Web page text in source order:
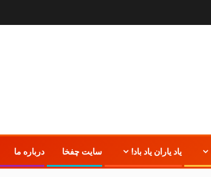
یاد یاران یاد باد! سایت چفخا درباره ما